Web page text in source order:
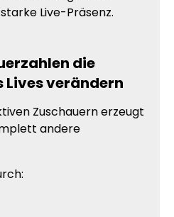
Live-Präsenz.
die
Lives verändern
Zuschauern erzeugt
andere